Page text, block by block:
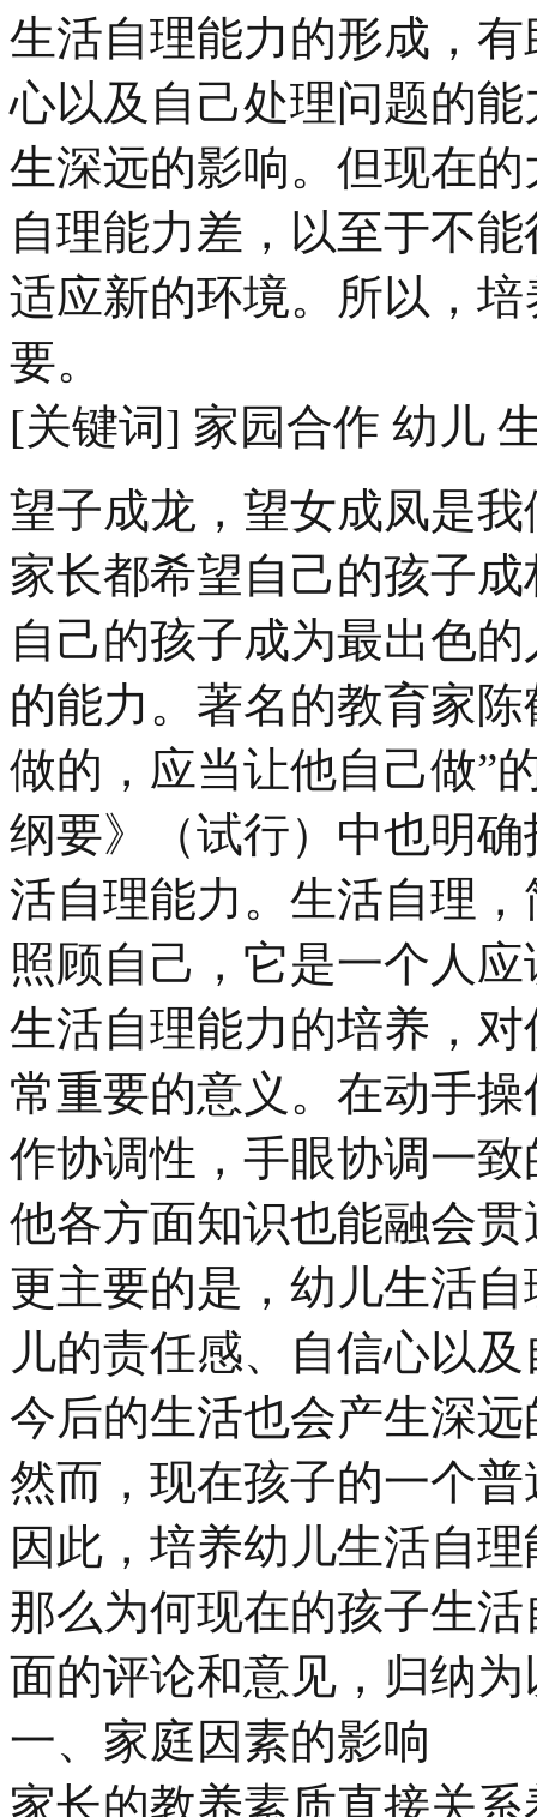
生活自理能力的形成，
心以及自己处理问题的
生深远的影响。但现在
自理能力差，以至于不
适应新的环境。所以，
要。
[关键词] 家园合作 幼儿
望子成龙，望女成凤是
家长都希望自己的孩子
自己的孩子成为最出色
的能力。著名的教育家
做的，应当让他自己做”
纲要》（试行）中也明
活自理能力。生活自理
照顾自己，它是一个人
生活自理能力的培养，
常重要的意义。在动手
作协调性，手眼协调一
他各方面知识也能融会
更主要的是，幼儿生活
儿的责任感、自信心以
今后的生活也会产生深
然而，现在孩子的一个
因此，培养幼儿生活自
那么为何现在的孩子生
面的评论和意见，归纳
一、家庭因素的影响
家长的教养素质直接关